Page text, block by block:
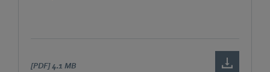
[PDF] 4.1 MB